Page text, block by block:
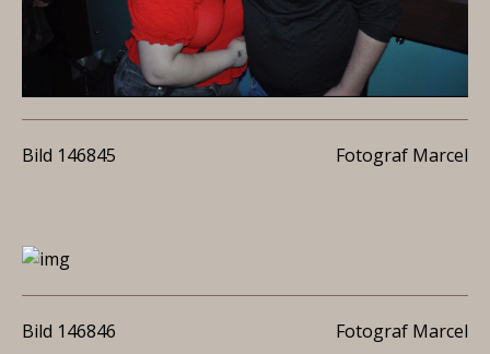
Bild 146845 Fotograf Marcel
Bild 146846 Fotograf Marcel